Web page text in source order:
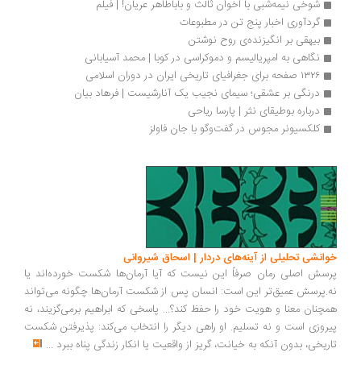
شوخی نیمه‌شبی با اخوان ثالث و باباطاهر عریان! | فیلم
گردآوری اخبار پنج تن در مطبوعات
بیهقی بر انگیزنده‌ی روح نوشتن
نگاهی به امپریالیسم و دموکراسی در کوبا | محمد آسیابانی
درنگی بر عشقی؛ سیمای نجیب یک آنارشیست | فرهاد بیان
درباره بوطیقای نثر | پارسا ریاحی
کلکسیونر مجوس در گفت‌وگو با جان فاولز
تحلیلی از آینه‌های دردار | اسحاق شیروانی
اصلی رمان صرفاً این نیست که آیا آرمان‌ها شکست خورده‌اند یا
عمیق‌تر این است: انسان پس از شکست آرمان‌ها چگونه می‌تواند
معنا و هویت خود را حفظ کند؟... پاسخی که ابراهیم برمی‌گزیند، نه
است و نه تسلیم. او راهی دیگر را انتخاب می‌کند: پذیرفتن شکست
بدون آنکه به خیانت، گریز از واقعیت یا انکار زندگی پناه ببرد...